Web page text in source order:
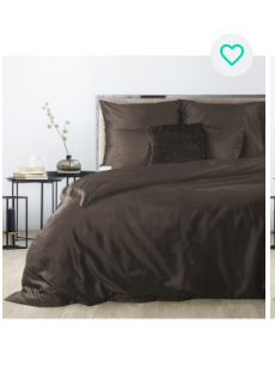
favorite_border